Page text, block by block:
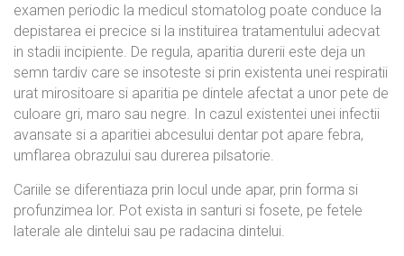
examen periodic la medicul stomatolog poate conduce la
depistarea ei precice si la instituirea tratamentului adecvat
in stadii incipiente. De regula, aparitia durerii este deja un
semn tardiv care se insoteste si prin existenta unei respiratii
urat mirositoare si aparitia pe dintele afectat a unor pete de
culoare gri, maro sau negre. In cazul existentei unei infectii
avansate si a aparitiei abcesului dentar pot apare febra,
umflarea obrazului sau durerea pilsatorie.
Cariile se diferentiaza prin locul unde apar, prin forma si
profunzimea lor. Pot exista in santuri si fosete, pe fetele
laterale ale dintelui sau pe radacina dintelui.